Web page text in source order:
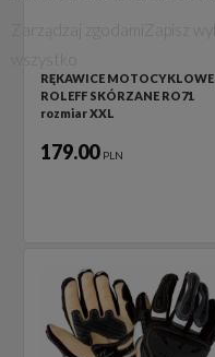
RĘKAWICE MOTOCYKLOWE
ROLEFF SKÓRZANE RO71
rozmiar XXL
179.00 PLN
Zarządzaj zgodami